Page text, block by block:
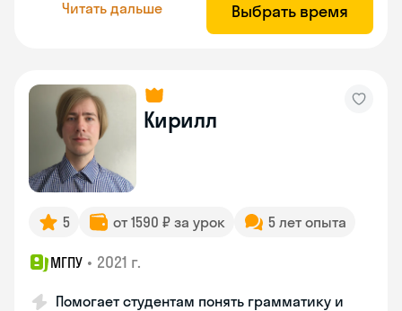
Читать дальше Выбрать время
Кирилл
5 от 1590 ₽ за урок 5 лет опыта
МГПУ • 2021 г.
Помогает студентам понять грамматику и